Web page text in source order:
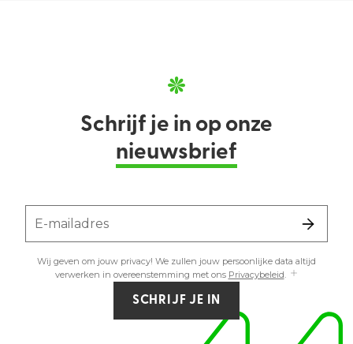
Schrijf je in op onze
nieuwsbrief
E-mailadres
Wij geven om jouw privacy! We zullen jouw persoonlijke data altijd
verwerken in overeenstemming met ons Privacybeleid.
SCHRIJF JE IN